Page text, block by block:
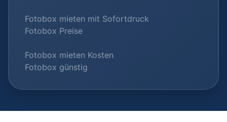
Fotobox mieten mit Sofortdruck
Fotobox Preise
Fotobox mieten Kosten
Fotobox günstig